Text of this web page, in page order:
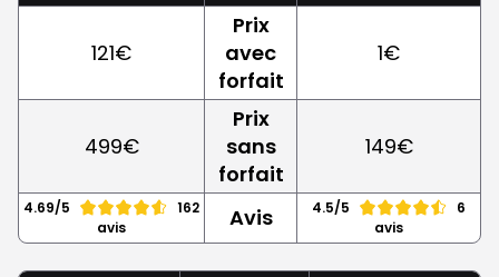
121€
Prix
avec
forfait
1€
499€
Prix
sans
forfait
149€
4.69/5
162
avis
Avis 4.5/5
6
avis